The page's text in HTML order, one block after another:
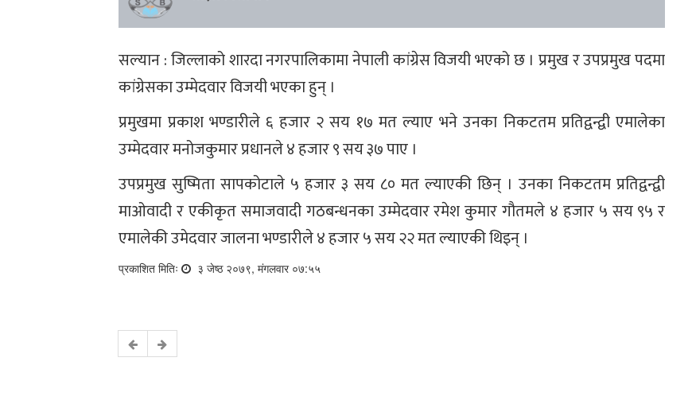
सल्यान : जिल्लाको शारदा नगरपालिकामा नेपाली कांग्रेस विजयी भएको छ । प्रमुख र उपप्रमुख पदमा
कांग्रेसका उम्मेदवार विजयी भएका हुन् ।
प्रमुखमा प्रकाश भण्डारीले ६ हजार २ सय १७ मत ल्याए भने उनका निकटतम प्रतिद्वन्द्वी एमालेका
उम्मेदवार मनोजकुमार प्रधानले ४ हजार ९ सय ३७ पाए ।
उपप्रमुख सुष्मिता सापकोटाले ५ हजार ३ सय ८० मत ल्याएकी छिन् । उनका निकटतम प्रतिद्वन्द्वी
माओवादी र एकीकृत समाजवादी गठबन्धनका उम्मेदवार रमेश कुमार गौतमले ४ हजार ५ सय ९५ र
एमालेकी उमेदवार जालना भण्डारीले ४ हजार ५ सय २२ मत ल्याएकी थिइन् ।
प्रकाशित मितिः ३ जेष्ठ २०७९, मंगलवार ०७:५५